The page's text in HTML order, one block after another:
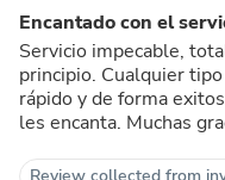
Encantado con el
Servicio impecable,
principio. Cualquier
rápido y de forma
les encanta. Muchas
Review collected from